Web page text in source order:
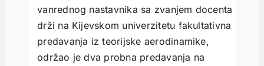
vanrednog nastavnika sa zvanjem docenta
drži na Kijevskom univerzitetu fakultativna
predavanja iz teorijske aerodinamike,
održao je dva probna predavanja na